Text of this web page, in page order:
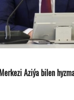
Aziýa bilen